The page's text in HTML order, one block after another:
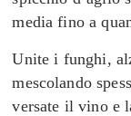
media fino a
Unite i funghi,
mescolando
versate il vino e